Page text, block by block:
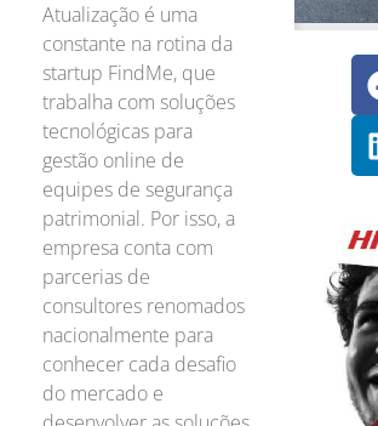
Atualização é uma
constante na rotina da
startup FindMe, que
trabalha com soluções
tecnológicas para
gestão online de
equipes de segurança
patrimonial. Por isso, a
empresa conta com
parcerias de
consultores renomados
nacionalmente para
conhecer cada desafio
do mercado e